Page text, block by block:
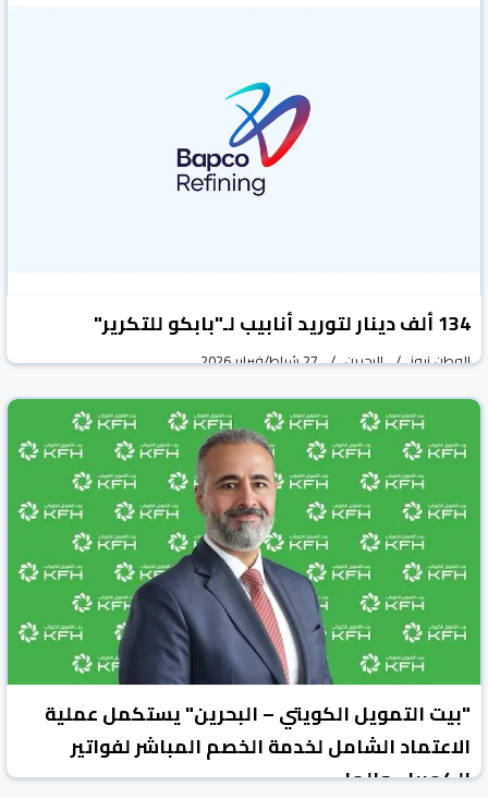
25 شباط/فبراير 2026
134 ألف دينار لتوريد أنابيب لـ"بابكو للتكرير"
الوطن نيوز البحرين 27 شباط/فبراير 2026
"بيت التمويل الكويتي – البحرين" يستكمل عملية
الاعتماد الشامل لخدمة الخصم المباشر لفواتير
الكهرباء والماء